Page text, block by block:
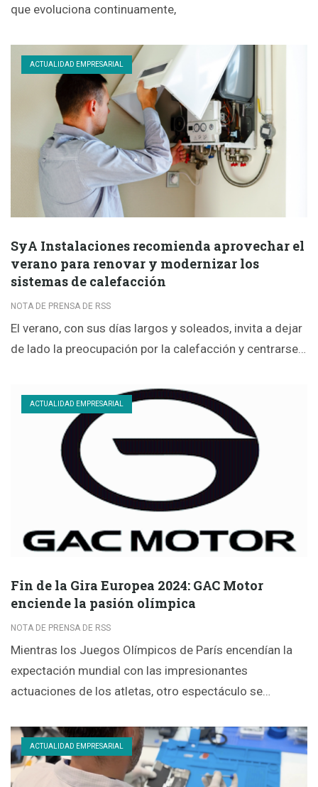
que evoluciona continuamente,
ACTUALIDAD EMPRESARIAL
SyA Instalaciones recomienda aprovechar el
verano para renovar y modernizar los
sistemas de calefacción
NOTA DE PRENSA DE RSS
El verano, con sus días largos y soleados, invita a dejar
de lado la preocupación por la calefacción y centrarse…
ACTUALIDAD EMPRESARIAL
Fin de la Gira Europea 2024: GAC Motor
enciende la pasión olímpica
NOTA DE PRENSA DE RSS
Mientras los Juegos Olímpicos de París encendían la
expectación mundial con las impresionantes
actuaciones de los atletas, otro espectáculo se…
ACTUALIDAD EMPRESARIAL